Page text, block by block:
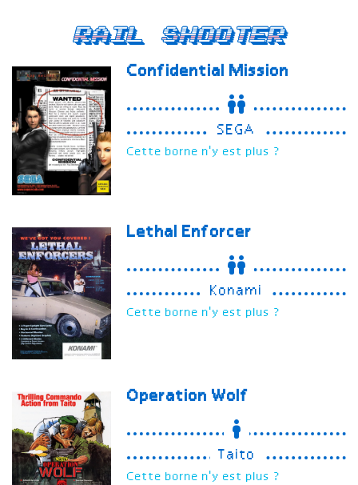
Rail Shooter
Confidential Mission
SEGA
Cette borne n'y est plus ?
Lethal Enforcer
Konami
Cette borne n'y est plus ?
Operation Wolf
Taito
Cette borne n'y est plus ?